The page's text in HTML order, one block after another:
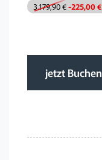
3.179,90 €-225,00 €
jetzt Buchen